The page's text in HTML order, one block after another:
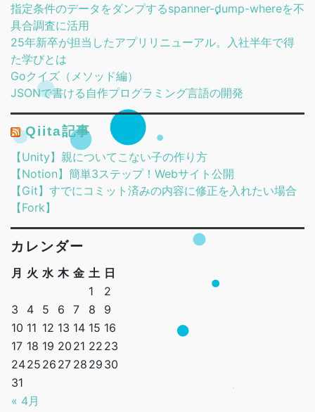
指定条件のデータをダンプするspanner-dump-whereを不
具合調査に活用
25年新卒が担当したアプリリニューアル。入社半年で得
た学びとは
Goクイズ（メソッド編）
JSONで書ける自作プログラミング言語の開発
Qiita記事
【Unity】親についてこない子の作り方
【Notion】簡単3ステップ！Webサイト公開
【Git】すでにコミット済みの内容に修正を入れたい場合
【Fork】
カレンダー
月 火 水 木 金 土 日
« 4月
1
2
3
4 5 6 7 8
9
10 11 12 13 14 15 16
17 18 19 20 21 22 23
2425 26 27 28 29 30
31